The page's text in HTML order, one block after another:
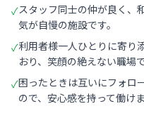
✓スタッフ同士の仲が良く、
気が自慢の施設です。
✓利用者様一人ひとりに寄り
おり、笑顔の絶えない職場で
✓困ったときは互いにフォロ
ので、安心感を持って働けま